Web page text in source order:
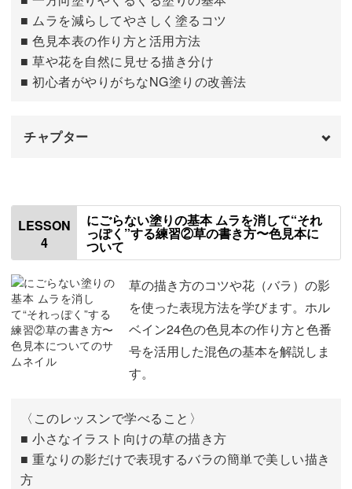
飾っても贈っても素敵
絵を描く時間も癒されて、そのあとも暮らしの中でも楽し
ポストカードサイズなので、机や棚にちょこんと飾りやす
額に入れるだけでも、お部屋がぐっとやさしい雰囲気に。
余白の取り方やサインの位置など、「作品として素敵に見
えるコツ」もしっかりお伝えします。
お散歩中に出会った素敵な建物や憧れの街角も、ぜひあな
たらしい感性で描いてみてくださいね！
■ ムラを減らしてやさしく塗るコツ
■ 色見本表の作り方と活用方法
■ 草や花を自然に見せる描き分け
■ 初心者がやりがちなNG塗りの改善法
チャプター
使用する材料・道具 01:01
色鉛筆の持ち方
色鉛筆の基本の塗り方①一方向塗り 03:01
色鉛筆の基本の塗り方②くるくる塗り 10:17
色鉛筆の基本の塗り方③クロスハッチング 13:01
LESSON
4
にごらない塗りの基本 ムラを消して“それ
っぽく”する練習②草の書き方〜色見本に
ついて
草の描き方のコツや花（バラ）の影
を使った表現方法を学びます。ホル
ベイン24色の色見本の作り方と色番
号を活用した混色の基本を解説しま
す。
〈このレッスンで学べること〉
■ 小さなイラスト向けの草の描き方
■ 重なりの影だけで表現するバラの簡単で美しい描き
方